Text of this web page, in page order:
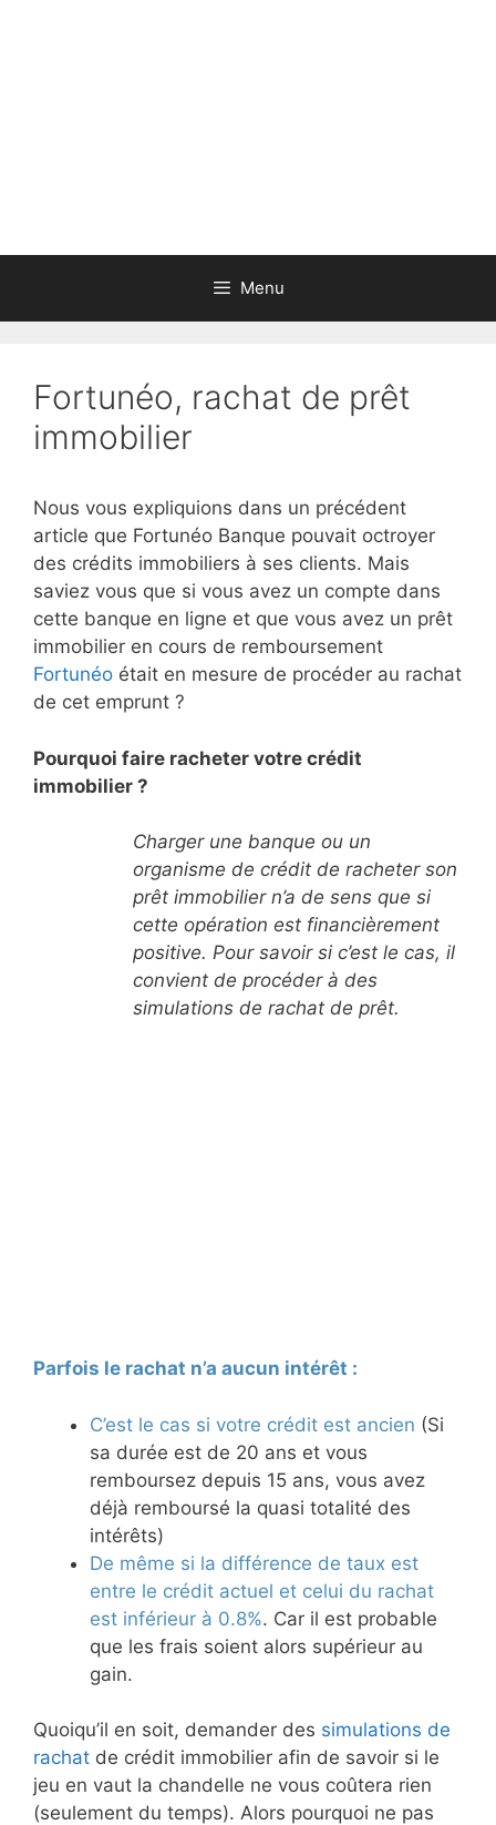
Menu
Fortunéo, rachat de prêt
immobilier
Nous vous expliquions dans un précédent
article que Fortunéo Banque pouvait octroyer
des crédits immobiliers à ses clients. Mais
saviez vous que si vous avez un compte dans
cette banque en ligne et que vous avez un prêt
immobilier en cours de remboursement
Fortunéo était en mesure de procéder au rachat
de cet emprunt ?
Pourquoi faire racheter votre crédit
immobilier ?
Charger une banque ou un
organisme de crédit de racheter son
prêt immobilier n’a de sens que si
cette opération est financièrement
positive. Pour savoir si c’est le cas, il
convient de procéder à des
simulations de rachat de prêt.
Parfois le rachat n’a aucun intérêt :
C’est le cas si votre crédit est ancien (Si
sa durée est de 20 ans et vous
remboursez depuis 15 ans, vous avez
déjà remboursé la quasi totalité des
intérêts)
De même si la différence de taux est
entre le crédit actuel et celui du rachat
est inférieur à 0.8%. Car il est probable
que les frais soient alors supérieur au
gain.
Quoiqu’il en soit, demander des simulations de
rachat de crédit immobilier afin de savoir si le
jeu en vaut la chandelle ne vous coûtera rien
(seulement du temps). Alors pourquoi ne pas